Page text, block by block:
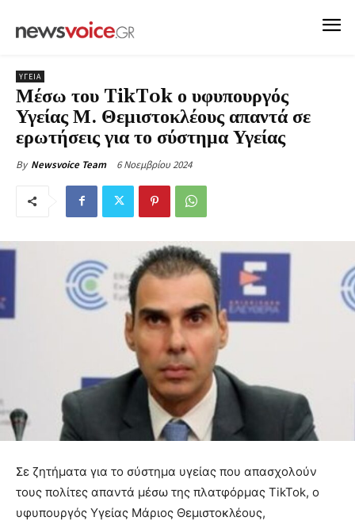
ΥΓΕΙΑ
Μέσω του TikTok ο υφυπουργός
Υγείας Μ. Θεμιστοκλέους απαντά σε
ερωτήσεις για το σύστημα Υγείας
By Newsvoice Team 6 Νοεμβρίου 2024
Σε ζητήματα για το σύστημα υγείας που απασχολούν
τους πολίτες απαντά μέσω της πλατφόρμας TikTok, ο
υφυπουργός Υγείας Μάριος Θεμιστοκλέους,